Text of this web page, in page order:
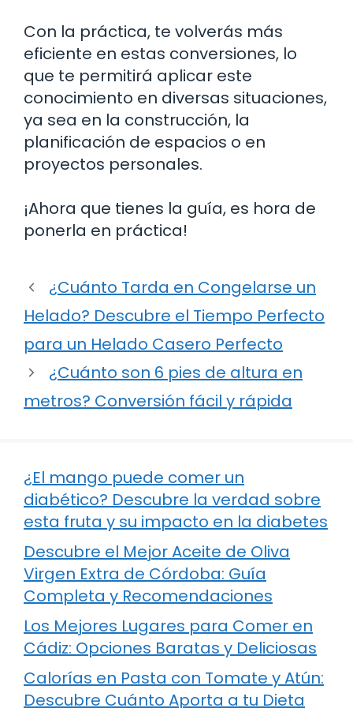
Con la práctica, te volverás más
eficiente en estas conversiones, lo
que te permitirá aplicar este
conocimiento en diversas situaciones,
ya sea en la construcción, la
planificación de espacios o en
proyectos personales.
¡Ahora que tienes la guía, es hora de
ponerla en práctica!
¿Cuánto Tarda en Congelarse un
Helado? Descubre el Tiempo Perfecto
para un Helado Casero Perfecto
¿Cuánto son 6 pies de altura en
metros? Conversión fácil y rápida
¿El mango puede comer un
diabético? Descubre la verdad sobre
esta fruta y su impacto en la diabetes
Descubre el Mejor Aceite de Oliva
Virgen Extra de Córdoba: Guía
Completa y Recomendaciones
Los Mejores Lugares para Comer en
Cádiz: Opciones Baratas y Deliciosas
Calorías en Pasta con Tomate y Atún:
Descubre Cuánto Aporta a tu Dieta